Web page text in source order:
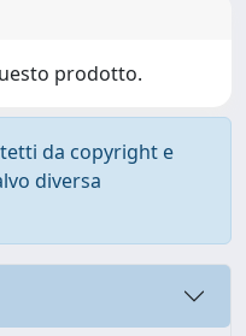
prodotto.
da copyright e
diversa